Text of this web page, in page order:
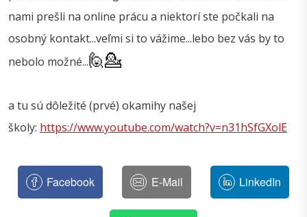
nami prešli na online prácu a niektorí ste počkali na
osobný kontakt...veľmi si to vážime...lebo bez vás by to
nebolo možné...🙋💁
a tu sú dôležité (prvé) okamihy našej
školy: https://www.youtube.com/watch?v=n31hSfGXolE
Facebook E-Mail LinkedIn